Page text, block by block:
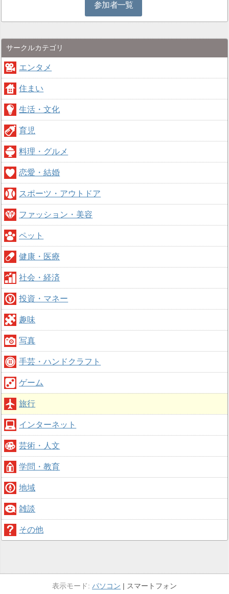
参加者一覧
サークルカテゴリ
エンタメ
住まい
生活・文化
育児
料理・グルメ
恋愛・結婚
スポーツ・アウトドア
ファッション・美容
ペット
健康・医療
社会・経済
投資・マネー
趣味
写真
手芸・ハンドクラフト
ゲーム
旅行
インターネット
芸術・人文
学問・教育
地域
雑談
その他
パソコン スマートフォン